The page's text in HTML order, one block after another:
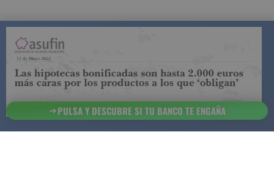
COMPARADOR DE SEGUROS DE VIDASUJETO A LA
REGULACIÓN DE LA DIRECCIÓN GENERAL DE
SEGUROS
ESTA ES LAINFORMACIÓNSOBRE
91 218 93 299 Contacto
PULSA Y DESCUBRE SI TU BANCO TE ENGAÑA